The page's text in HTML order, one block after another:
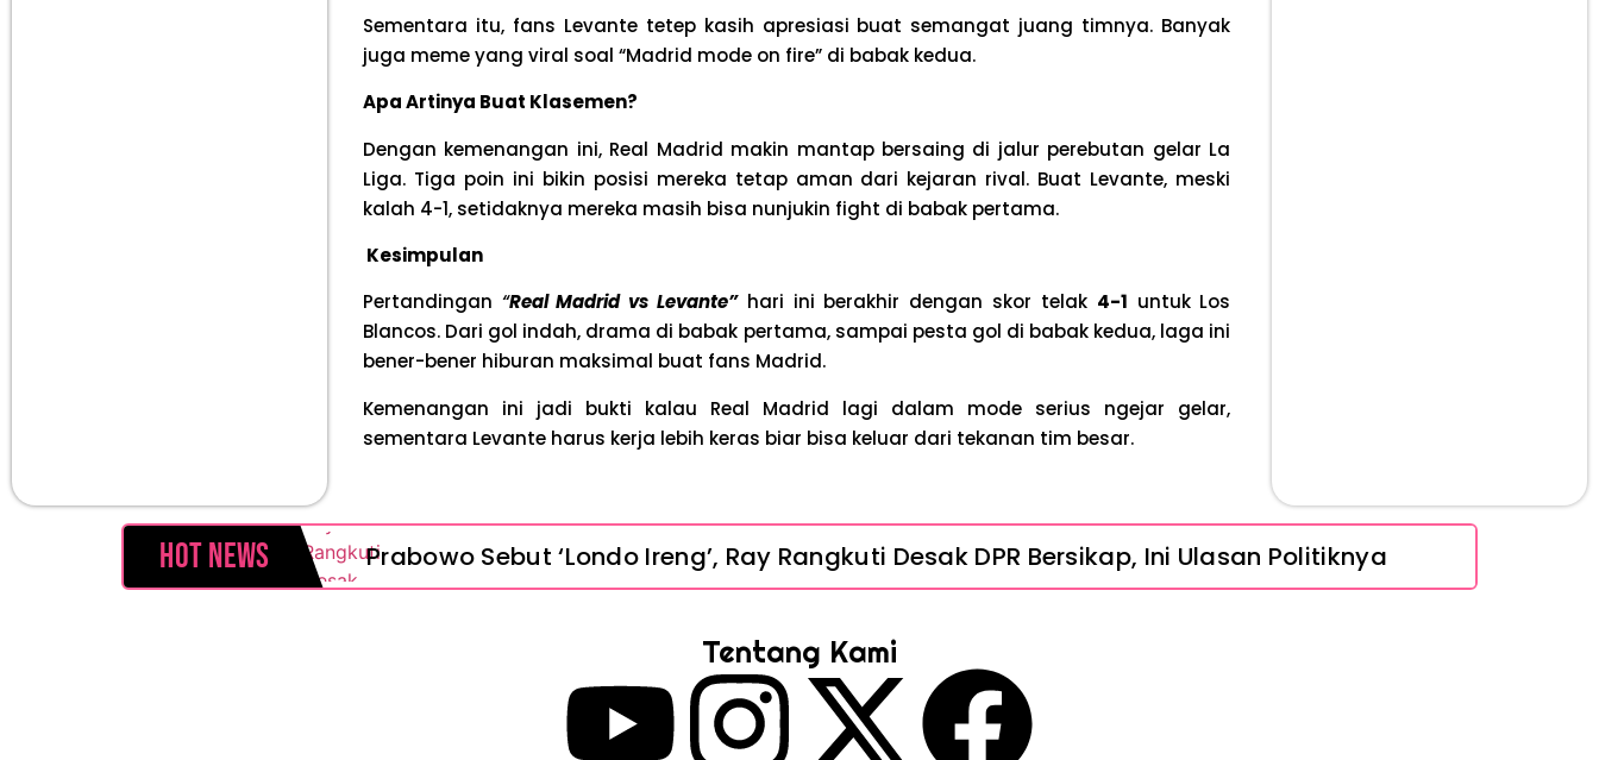
Sementara itu, fans Levante tetep kasih apresiasi buat semangat juang timnya. Banyak
juga meme yang viral soal “Madrid mode on fire” di babak kedua.
Apa Artinya Buat Klasemen?
Dengan kemenangan ini, Real Madrid makin mantap bersaing di jalur perebutan gelar La
Liga. Tiga poin ini bikin posisi mereka tetap aman dari kejaran rival. Buat Levante, meski
kalah 4-1, setidaknya mereka masih bisa nunjukin fight di babak pertama.
Kesimpulan
Pertandingan “Real Madrid vs Levante”hari ini berakhir dengan skor telak 4-1 untuk Los
Blancos. Dari gol indah, drama di babak pertama, sampai pesta gol di babak kedua, laga ini
bener-bener hiburan maksimal buat fans Madrid.
Kemenangan ini jadi bukti kalau Real Madrid lagi dalam mode serius ngejar gelar,
sementara Levante harus kerja lebih keras biar bisa keluar dari tekanan tim besar.
Hot News
Prabowo Sebut ‘Londo Ireng’, Ray Rangkuti Desak DPR Bersikap, Ini Ulasan Politiknya
Febrie Adriansyah Ditahan, Mengapa Tanpa Rompi Pink? Ini Penjelasan dan Faktanya
Tentang Kami